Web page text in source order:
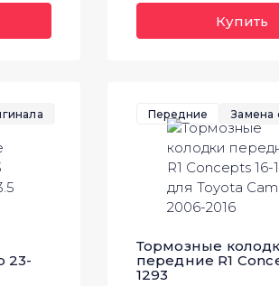
Купить
23-
Передние Замена
Тормозные
передние R1
1293